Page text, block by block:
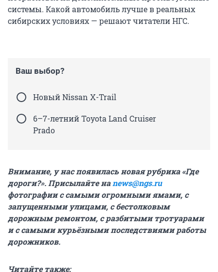
системы. Какой автомобиль лучше в реальных
сибирских условиях — решают читатели НГС.
Ваш выбор?
Новый Nissan X-Trail
6–7-летний Toyota Land Cruiser
Prado
Внимание, у нас появилась новая рубрика «Где
дороги?». Присылайте наnews@ngs.ru
фотографии с самыми огромными ямами, с
запущенными улицами, с бестолковым
дорожным ремонтом, с разбитыми тротуарами
и с самыми курьёзными последствиями работы
дорожников.
Читайте также: